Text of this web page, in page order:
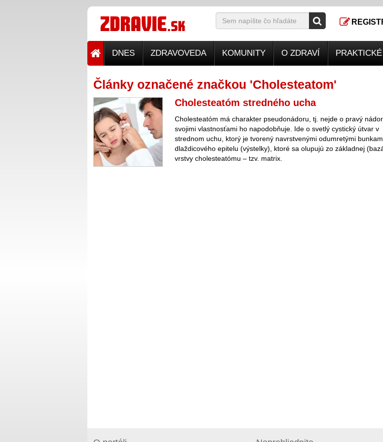
DNES ZDRAVOVEDA KOMUNITY O ZDRAVÍ PRAKTICKÉ
Články označené značkou 'Cholesteatom'
Cholesteatóm stredného ucha
Cholesteatóm má charakter pseudonádoru, tj. nejde o pravý
svojimi vlastnosťami ho napodobňuje. Ide o svetlý cystický útvar v
strednom uchu, ktorý je tvorený navrstvenými odumretými
dlaždicového epitelu (výstelky), ktoré sa olupujú zo základnej
vrstvy cholesteatómu – tzv. matrix.